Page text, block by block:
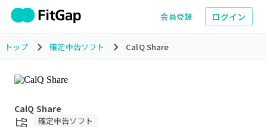
会員登録 ログイン
トップ 確定申告ソフト CalQ Share
CalQ Share
確定申告ソフト